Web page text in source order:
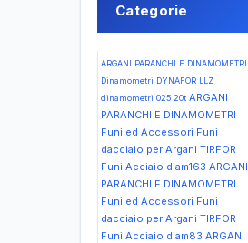
Categorie
ARGANI PARANCHI E DINAMOMETRI
Dinamometri DYNAFOR LLZ
dinamometri 025 20t ARGANI
PARANCHI E DINAMOMETRI
Funi ed Accessori Funi
dacciaio per Argani TIRFOR
Funi Acciaio diam163 ARGANI
PARANCHI E DINAMOMETRI
Funi ed Accessori Funi
dacciaio per Argani TIRFOR
Funi Acciaio diam83 ARGANI